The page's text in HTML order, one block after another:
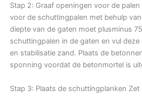
Stap 2: Graaf openingen voor de
voor de schuttingpalen met behulp
diepte van de gaten moet plusminus
schuttingpalen in de gaten en vul
en stabilisatie zand. Plaats de
sponning voordat de betonmortel is
Stap 3: Plaats de schuttingplanken